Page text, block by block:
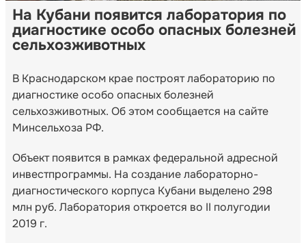
На Кубани появится лаборатория по
диагностике особо опасных болезней
сельхозживотных
В Краснодарском крае построят лабораторию по
диагностике особо опасных болезней
сельхозживотных. Об этом сообщается на сайте
Минсельхоза РФ.
Объект появится в рамках федеральной адресной
инвестпрограммы. На создание лабораторно-
диагностического корпуса Кубани выделено 298
млн руб. Лаборатория откроется во II полугодии
2019 г.